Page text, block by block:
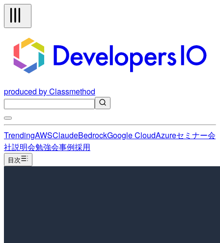
produced by Classmethod
TrendingAWSClaudeBedrockGoogle CloudAzureセミナー会
社説明会勉強会事例採用
目次